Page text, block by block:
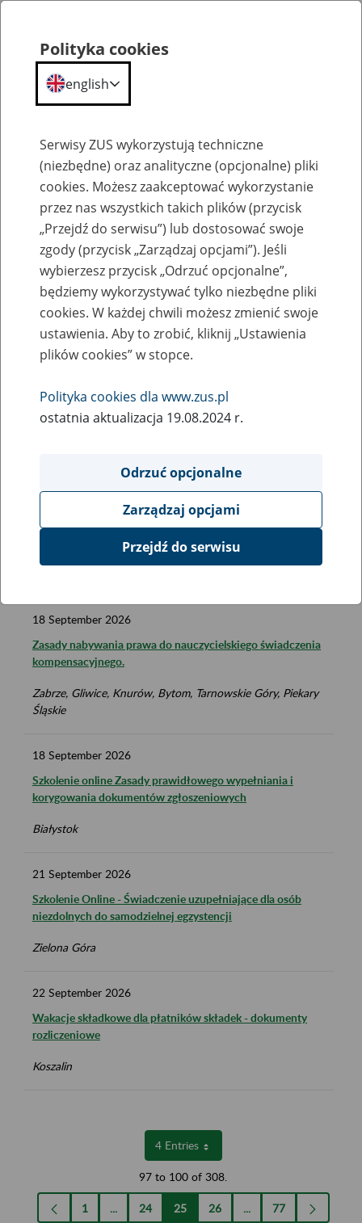
Kalendarium
Szkolenia
Date from:
Date to:
18 September 2026
Zasady nabywania prawa do nauczycielskiego świadczenia
kompensacyjnego.
Zabrze, Gliwice, Knurów, Bytom, Tarnowskie Góry, Piekary
Śląskie
18 September 2026
Szkolenie online Zasady prawidłowego wypełniania i
korygowania dokumentów zgłoszeniowych
Białystok
21 September 2026
Szkolenie Online - Świadczenie uzupełniające dla osób
niezdolnych do samodzielnej egzystencji
Zielona Góra
22 September 2026
Wakacje składkowe dla płatników składek - dokumenty
rozliczeniowe
Koszalin
4 EntriesPer Page
97 to 100 of 308.
Page
1 ...
Intermediate Pages Use TAB to navigate.
Page
24
Page
25
Page
26 ...
Intermediate Pages
Page
77
Polityka cookies
english
Serwisy ZUS wykorzystują techniczne
(niezbędne) oraz analityczne (opcjonalne) pliki
cookies. Możesz zaakceptować wykorzystanie
przez nas wszystkich takich plików (przycisk
„Przejdź do serwisu”) lub dostosować swoje
zgody (przycisk „Zarządzaj opcjami”). Jeśli
wybierzesz przycisk „Odrzuć opcjonalne”,
będziemy wykorzystywać tylko niezbędne pliki
cookies. W każdej chwili możesz zmienić swoje
ustawienia. Aby to zrobić, kliknij „Ustawienia
plików cookies” w stopce.
Polityka cookies dla www.zus.pl
ostatnia aktualizacja 19.08.2024 r.
Odrzuć opcjonalne
Zarządzaj opcjami
Przejdź do serwisu